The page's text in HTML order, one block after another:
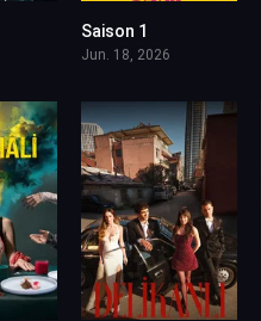
Saison 1
Jun. 18, 2026